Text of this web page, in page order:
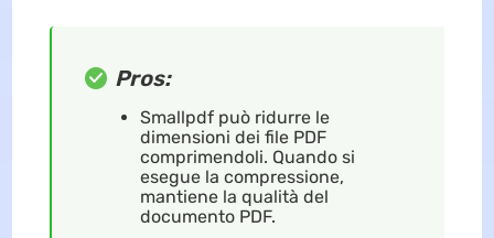
Pros:
Smallpdf può ridurre le
dimensioni dei file PDF
comprimendoli. Quando si
esegue la compressione,
mantiene la qualità del
documento PDF.